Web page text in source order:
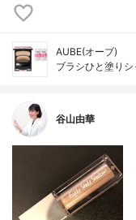
AUBE(オーブ)
ブラシひと塗りシ
谷山由華